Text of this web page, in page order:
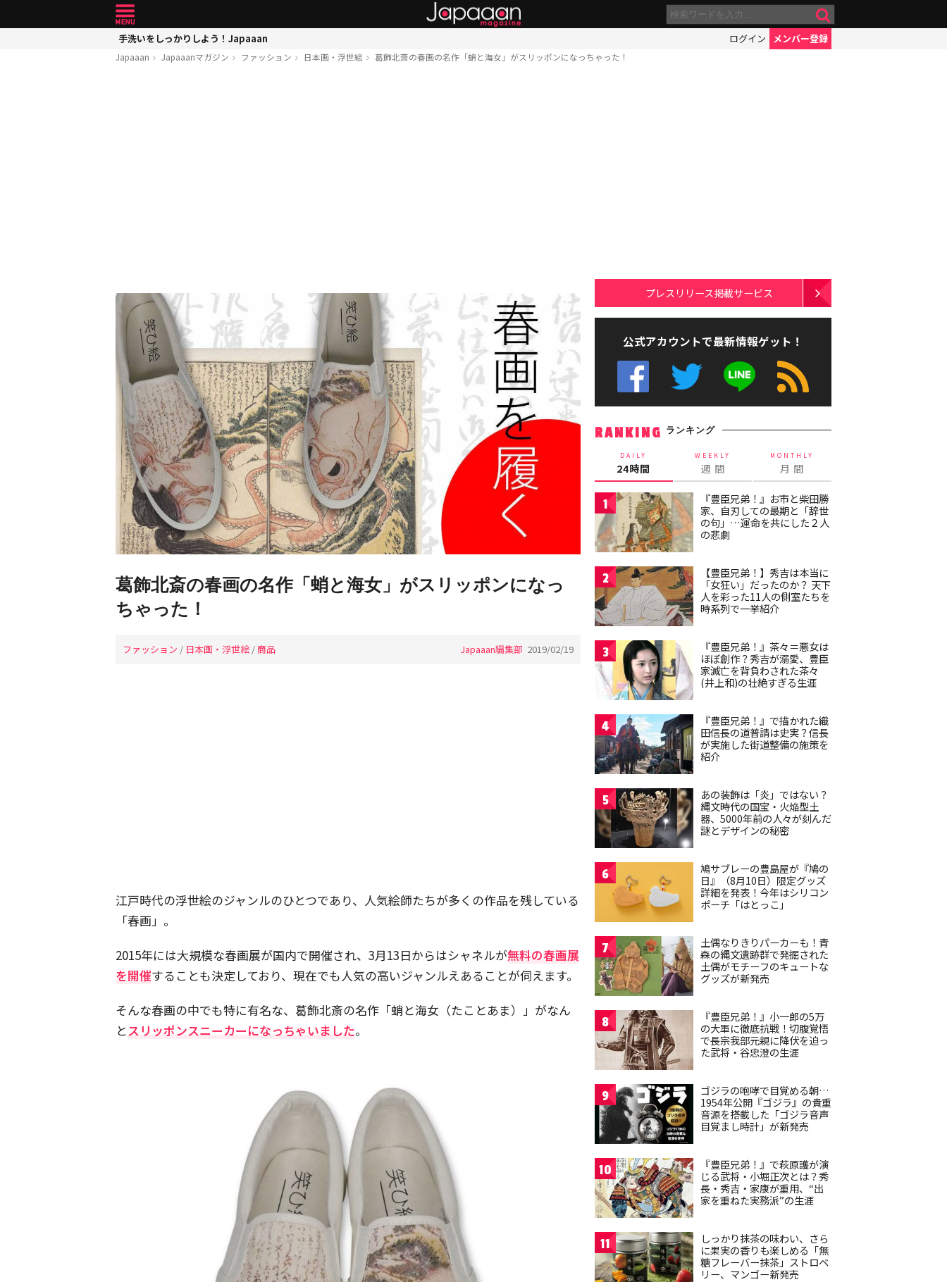
手洗いをしっかりしよう！Japaaan ログイン メンバー登録
Japaaan Japaaanマガジン ファッション 日本画・浮世絵 葛飾北斎の春画の名作「蛸と海女」がスリッポンになっちゃった！
葛飾北斎の春画の名作「蛸と海女」がスリッポンになっ
ちゃった！
ファッション / 日本画・浮世絵 / 商品 Japaaan編集部 2019/02/19
江戸時代の浮世絵のジャンルのひとつであり、人気絵師たちが多くの作品を残している
「春画」。
2015年には大規模な春画展が国内で開催され、3月13日からはシャネルが無料の春画展
を開催することも決定しており、現在でも人気の高いジャンルえあることが伺えます。
そんな春画の中でも特に有名な、葛飾北斎の名作「蛸と海女（たことあま）」がなん
とスリッポンスニーカーになっちゃいました。
プレスリリース掲載サービス
公式アカウントで最新情報ゲット！
RANKING ランキング
DAILY
24時間
WEEKLY
週 間
MONTHLY
月 間
1
『豊臣兄弟！』お市と柴田勝
家、自刃しての最期と「辞世
の句」…運命を共にした２人
の悲劇
2
【豊臣兄弟！】秀吉は本当に
「女狂い」だったのか？ 天下
人を彩った11人の側室たちを
時系列で一挙紹介
3
『豊臣兄弟！』茶々＝悪女は
ほぼ創作？秀吉が溺愛、豊臣
家滅亡を背負わされた茶々
(井上和)の壮絶すぎる生涯
4
『豊臣兄弟！』で描かれた織
田信長の道普請は史実？信長
が実施した街道整備の施策を
紹介
5
あの装飾は「炎」ではない？
縄文時代の国宝・火焔型土
器、5000年前の人々が刻んだ
謎とデザインの秘密
6
鳩サブレーの豊島屋が『鳩の
日』（8月10日）限定グッズ
詳細を発表！今年はシリコン
ポーチ「はとっこ」
7
土偶なりきりパーカーも！青
森の縄文遺跡群で発掘された
土偶がモチーフのキュートな
グッズが新発売
8
『豊臣兄弟！』小一郎の5万
の大軍に徹底抗戦！切腹覚悟
で長宗我部元親に降伏を迫っ
た武将・谷忠澄の生涯
9
ゴジラの咆哮で目覚める朝…
1954年公開『ゴジラ』の貴重
音源を搭載した「ゴジラ音声
目覚まし時計」が新発売
10
『豊臣兄弟！』で萩原護が演
じる武将・小堀正次とは？秀
長・秀吉・家康が重用、“出
家を重ねた実務派”の生涯
11
しっかり抹茶の味わい、さら
に果実の香りも楽しめる「無
糖フレーバー抹茶」ストロベ
リー、マンゴー新発売